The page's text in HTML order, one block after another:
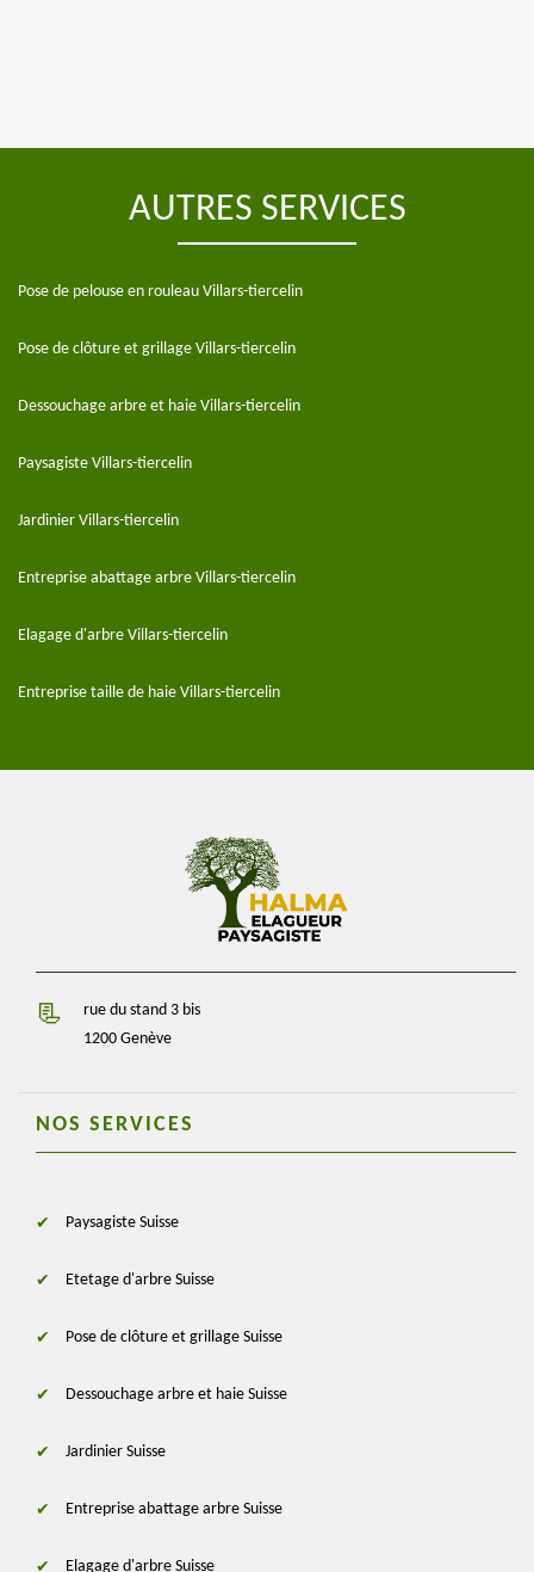
AUTRES SERVICES
Pose de pelouse en rouleau Villars-tiercelin
Pose de clôture et grillage Villars-tiercelin
Dessouchage arbre et haie Villars-tiercelin
Paysagiste Villars-tiercelin
Jardinier Villars-tiercelin
Entreprise abattage arbre Villars-tiercelin
Elagage d'arbre Villars-tiercelin
Entreprise taille de haie Villars-tiercelin
rue du stand 3 bis
1200 Genève
NOS SERVICES
Paysagiste Suisse
Etetage d'arbre Suisse
Pose de clôture et grillage Suisse
Dessouchage arbre et haie Suisse
Jardinier Suisse
Entreprise abattage arbre Suisse
Elagage d'arbre Suisse